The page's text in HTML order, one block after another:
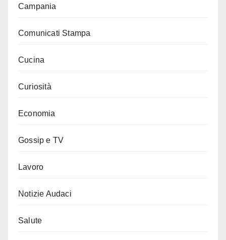
Campania
Comunicati Stampa
Cucina
Curiosità
Economia
Gossip e TV
Lavoro
Notizie Audaci
Salute